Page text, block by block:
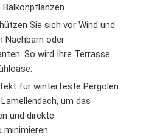
Sie sich vor Wind und
Nachbarn oder
So wird Ihre Terrasse
für winterfeste Pergolen
um das
und direkte
minimieren.